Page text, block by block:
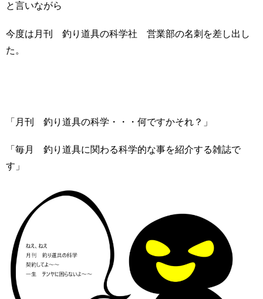
と言いながら
今度は月刊 釣り道具の科学社 営業部の名刺を差し出し
た。
「月刊 釣り道具の科学・・・何ですかそれ？」
「毎月 釣り道具に関わる科学的な事を紹介する雑誌で
す」